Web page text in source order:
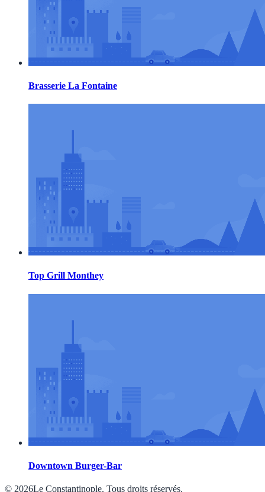
Brasserie La Fontaine
Top Grill Monthey
Downtown Burger-Bar
© 2026Le Constantinople. Tous droits réservés.